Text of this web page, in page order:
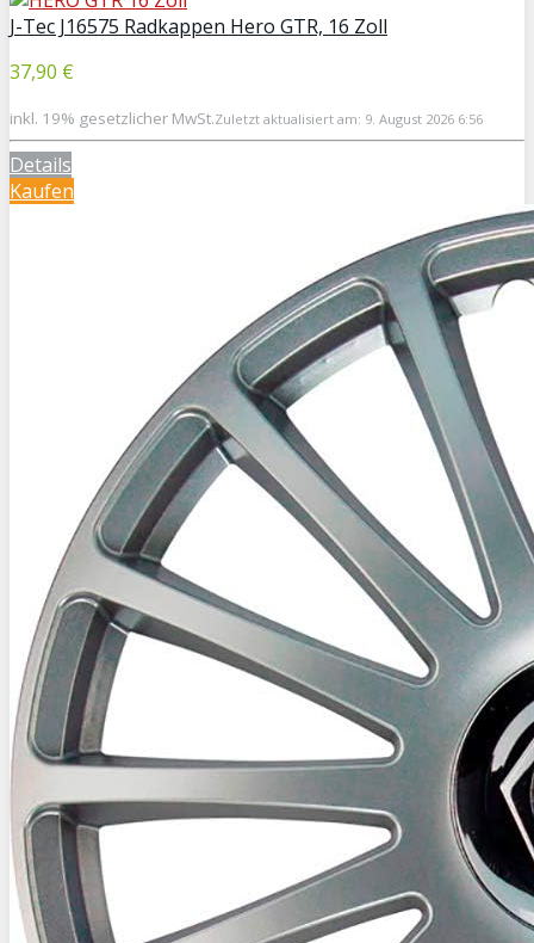
J-Tec J16575 Radkappen Hero GTR, 16 Zoll
37,90 €
inkl. 19% gesetzlicher MwSt.Zuletzt aktualisiert am: 9. August 2026 6:56
Details
Kaufen